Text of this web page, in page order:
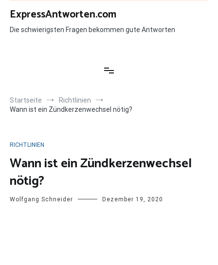
Zum
Inhalt
springen
ExpressAntworten.com
Die schwierigsten Fragen bekommen gute Antworten
Startseite
Richtlinien
Wann ist ein Zündkerzenwechsel nötig?
RICHTLINIEN
Wann ist ein Zündkerzenwechsel
nötig?
Wolfgang Schneider Dezember 19, 2020